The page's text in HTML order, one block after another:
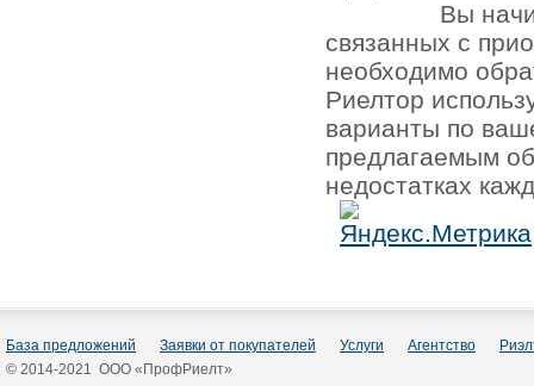
Вы
связанных с
необходимо
Риелтор
варианты по
предлагаемым
недостатках
База предложений Заявки от покупателей Услуги Агентство
© 2014-2021 ООО «ПрофРиелт»